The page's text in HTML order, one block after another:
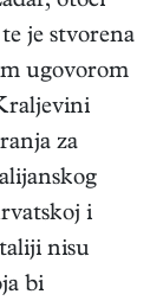
je stvorena
ugovorom
za
i
nisu
bi